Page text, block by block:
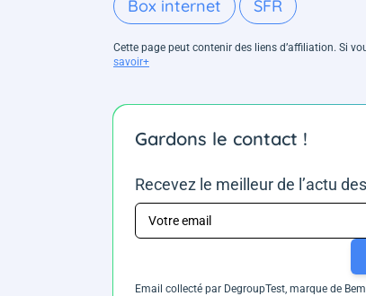
Box internet SFR
Cette page peut contenir des liens d’affiliation. Si
savoir+
Gardons le contact !
Recevez le meilleur de l’actu
Email collecté par DegroupTest, marque de